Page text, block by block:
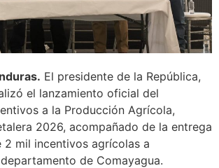
El presidente de la República,
el lanzamiento oficial del
a la Producción Agrícola,
2026, acompañado de la entrega
2 mil incentivos agrícolas a
de Comayagua.